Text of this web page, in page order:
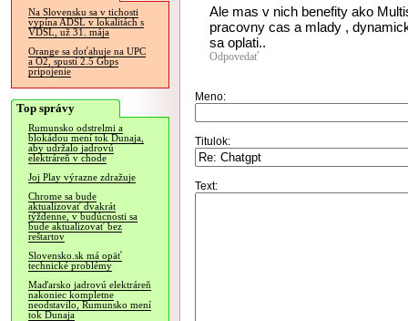
Na Slovensku sa v tichosti
vypína ADSL v lokalitách s
VDSL, už 31. mája
Orange sa doťahuje na UPC
a O2, spustí 2.5 Gbps
pripojenie
Top správy
Rumunsko odstrelmi a
blokádou mení tok Dunaja,
aby udržalo jadrovú
elektráreň v chode
Joj Play výrazne zdražuje
Chrome sa bude
aktualizovať dvakrát
týždenne, v budúcnosti sa
bude aktualizovať bez
reštartov
Slovensko.sk má opäť
technické problémy
Maďarsko jadrovú elektráreň
nakoniec kompletne
neodstavilo, Rumunsko mení
tok Dunaja
Ale mas v nich benefity ako
pracovny cas a mlady ,
sa oplati..
Odpovedať
Meno:
Titulok:
Text: